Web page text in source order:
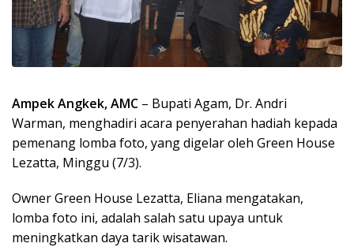
Ampek Angkek, AMC – Bupati Agam, Dr. Andri
Warman, menghadiri acara penyerahan hadiah kepada
pemenang lomba foto, yang digelar oleh Green House
Lezatta, Minggu (7/3).
Owner Green House Lezatta, Eliana mengatakan,
lomba foto ini, adalah salah satu upaya untuk
meningkatkan daya tarik wisatawan.